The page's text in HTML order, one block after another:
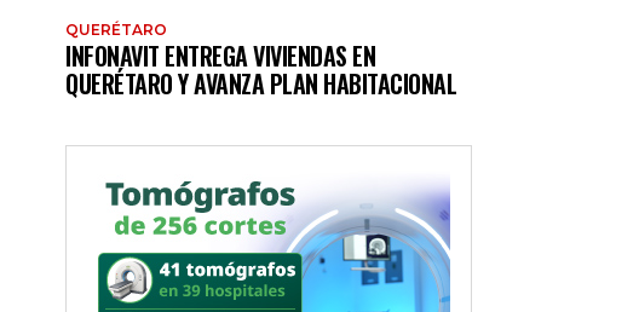
QUERÉTARO
INFONAVIT ENTREGA VIVIENDAS EN
QUERÉTARO Y AVANZA PLAN HABITACIONAL